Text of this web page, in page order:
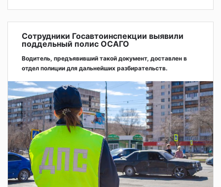
Сотрудники Госавтоинспекции выявили
поддельный полис ОСАГО
Водитель, предъявивший такой документ, доставлен в
отдел полиции для дальнейших разбирательств.